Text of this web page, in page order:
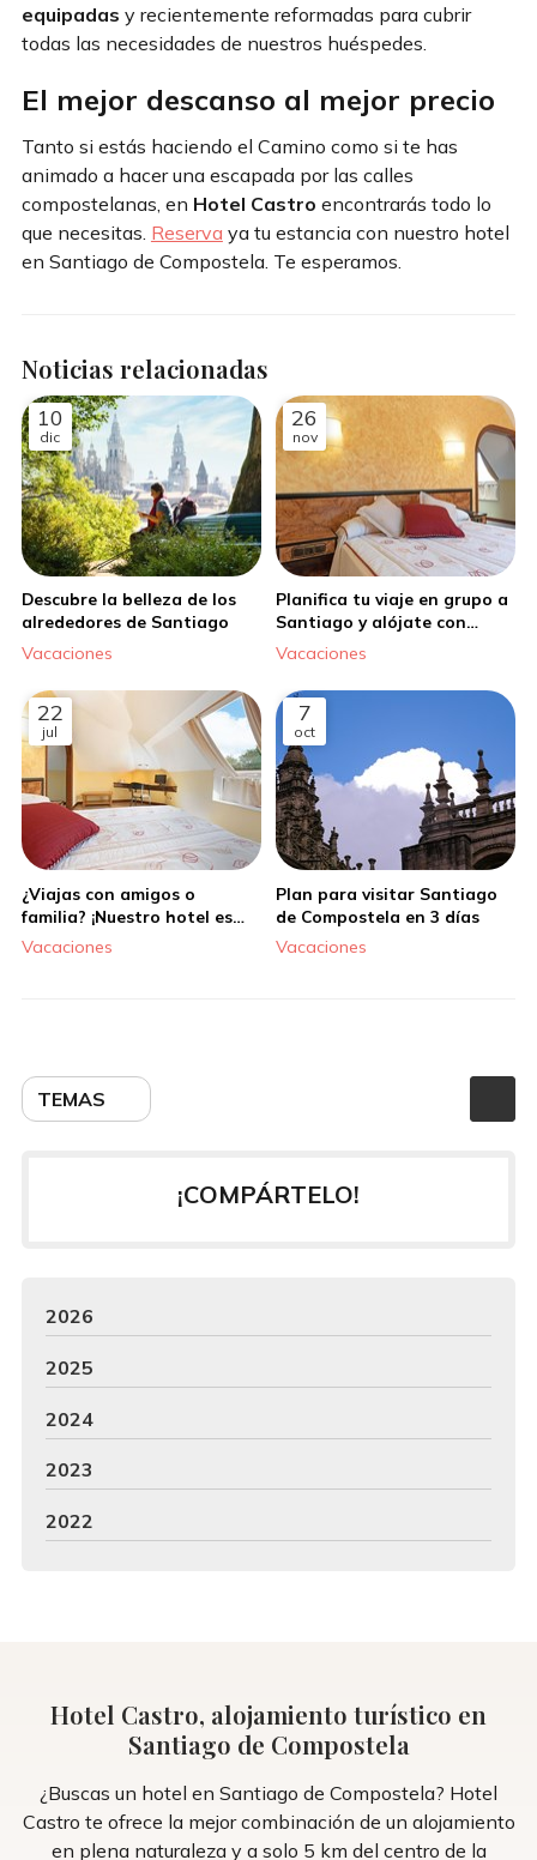
TEMAS
equipadas y recientemente reformadas para cubrir
todas las necesidades de nuestros huéspedes.
El mejor descanso al mejor precio
Tanto si estás haciendo el Camino como si te has
animado a hacer una escapada por las calles
compostelanas, en Hotel Castro encontrarás todo lo
que necesitas. Reserva ya tu estancia con nuestro hotel
en Santiago de Compostela. Te esperamos.
Noticias relacionadas
10
dic
Descubre la belleza de los
alrededores de Santiago
Vacaciones
26
nov
Planifica tu viaje en grupo a
Santiago y alójate con
nosotros
Vacaciones
22
jul
¿Viajas con amigos o
familia? ¡Nuestro hotel es
ideal para vosotros!
Vacaciones
7
oct
Plan para visitar Santiago
de Compostela en 3 días
Vacaciones
¡COMPÁRTELO!
2026
2025
2024
2023
2022
Hotel Castro, alojamiento turístico en
Santiago de Compostela
¿Buscas un hotel en Santiago de Compostela? Hotel
Castro te ofrece la mejor combinación de un alojamiento
en plena naturaleza y a solo 5 km del centro de la